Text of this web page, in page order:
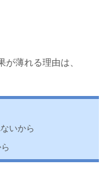
薄れる理由は、
いから